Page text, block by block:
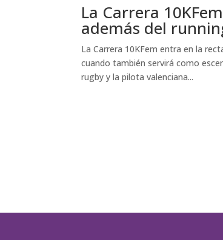
La Carrera
además del
La Carrera 10KFem entra en la
cuando también servirá como
rugby y la pilota valenciana...